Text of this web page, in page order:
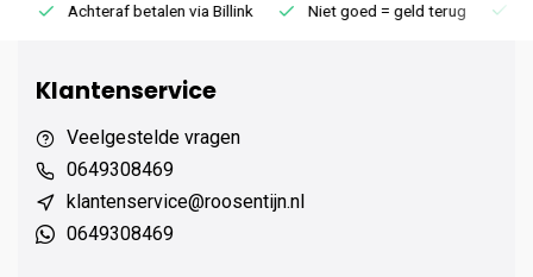
Achteraf betalen via Billink Niet goed = geld terug
Klantenservice
Veelgestelde vragen
0649308469
klantenservice@roosentijn.nl
0649308469